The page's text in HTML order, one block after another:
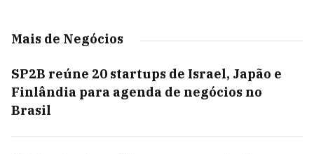
Mais de Negócios
SP2B reúne 20 startups de Israel, Japão e
Finlândia para agenda de negócios no
Brasil